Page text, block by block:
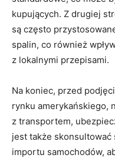
kupujących. Z drugiej
są często
spalin, co również
z lokalnymi przepisami.
Na koniec, przed
rynku amerykańskiego,
z transportem,
jest także
importu samochodów,